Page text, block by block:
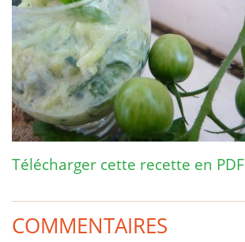
Télécharger cette recette en PDF
COMMENTAIRES